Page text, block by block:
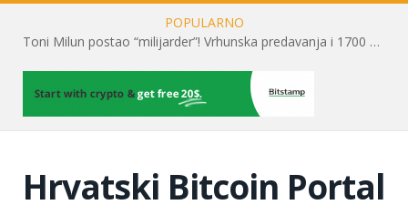
POPULARNO
Toni Milun postao “milijarder”! Vrhunska predavanja i 1700 posjetitelja obilježili su mjesec financijske pismenosti
Hrvatski Bitcoin Portal